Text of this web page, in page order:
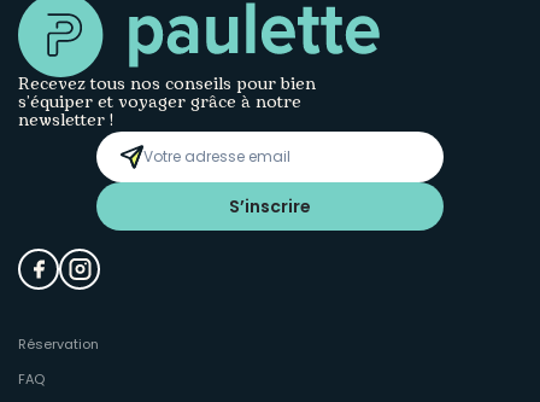
Recevez tous nos conseils pour bien
s’équiper et voyager grâce à notre
newsletter !
S’inscrire
Réservation
FAQ